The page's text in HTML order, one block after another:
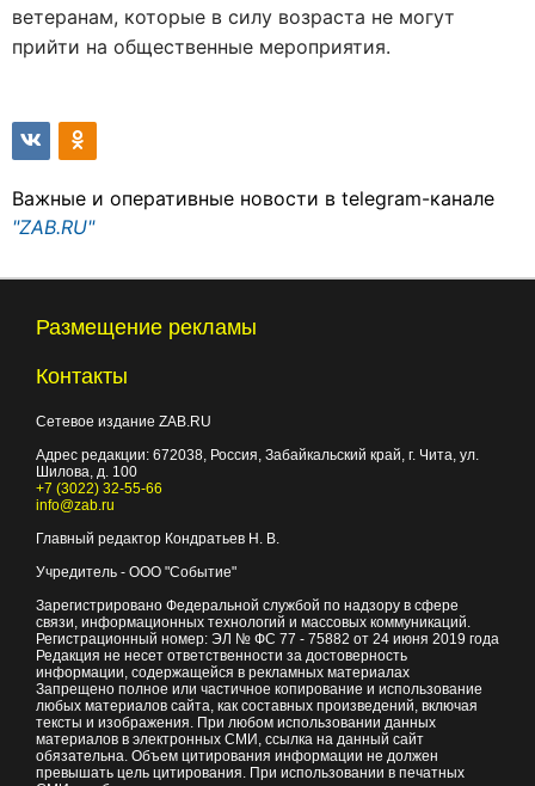
ветеранам, которые в силу возраста не могут
прийти на общественные мероприятия.
Важные и оперативные новости в telegram-канале
"ZAB.RU"
Размещение рекламы
Контакты
Сетевое издание ZAB.RU
Адрес редакции: 672038, Россия, Забайкальский край, г. Чита, ул.
Шилова, д. 100
+7 (3022) 32-55-66
info@zab.ru
Главный редактор Кондратьев Н. В.
Учредитель - ООО "Событие"
Зарегистрировано Федеральной службой по надзору в сфере
связи, информационных технологий и массовых коммуникаций.
Регистрационный номер: ЭЛ № ФС 77 - 75882 от 24 июня 2019 года
Редакция не несет ответственности за достоверность
информации, содержащейся в рекламных материалах
Запрещено полное или частичное копирование и использование
любых материалов сайта, как составных произведений, включая
тексты и изображения. При любом использовании данных
материалов в электронных СМИ, ссылка на данный сайт
обязательна. Объем цитирования информации не должен
превышать цель цитирования. При использовании в печатных